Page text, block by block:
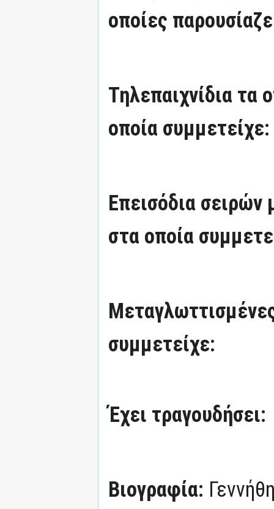
οποίες
Τηλεπαιχνίδια τα
οποία συμμετείχε:
Επεισόδια
στα οποία
συμμετείχε:
Έχει τραγουδήσει:
Βιογραφία: